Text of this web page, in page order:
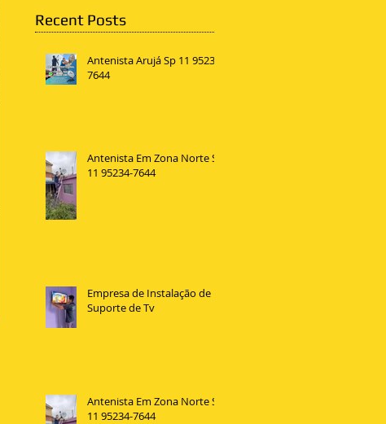
Recent Posts
Antenista Arujá Sp 11 95234-
7644
Antenista Em Zona Norte SP
11 95234-7644
Empresa de Instalação de
Suporte de Tv
Antenista Em Zona Norte SP
11 95234-7644